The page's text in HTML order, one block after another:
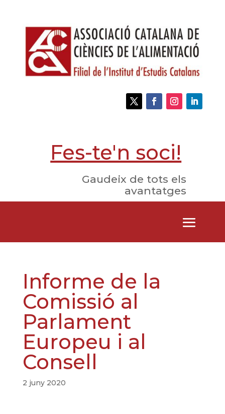
Fes-te'n soci!
Gaudeix de tots els
avantatges
Informe de la
Comissió al
Parlament
Europeu i al
Consell
2 juny 2020